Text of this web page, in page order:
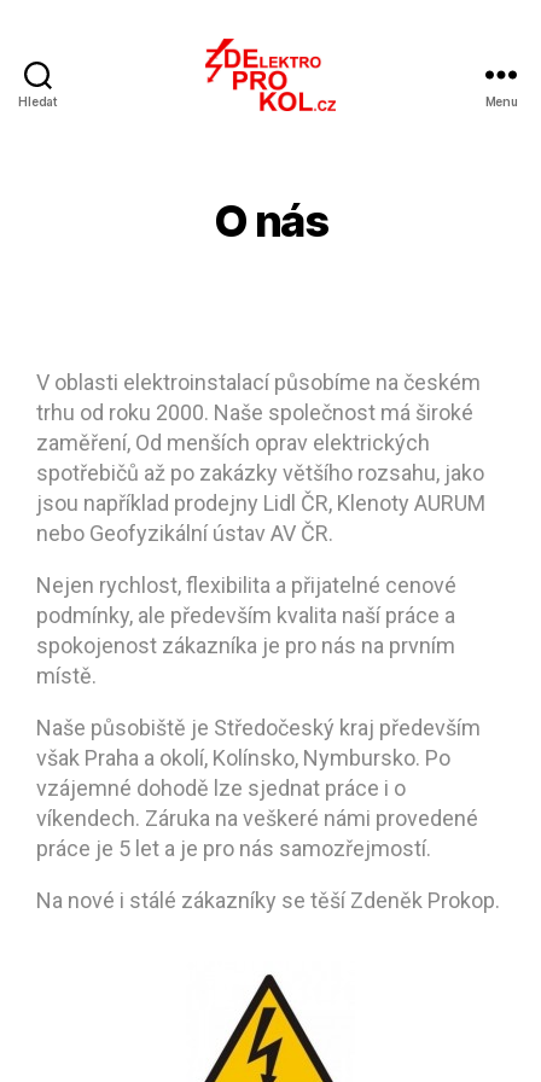
Hledat Menu
O nás
V oblasti elektroinstalací působíme na českém
trhu od roku 2000. Naše společnost má široké
zaměření, Od menších oprav elektrických
spotřebičů až po zakázky většího rozsahu, jako
jsou například prodejny Lidl ČR, Klenoty AURUM
nebo Geofyzikální ústav AV ČR.
Nejen rychlost, flexibilita a přijatelné cenové
podmínky, ale především kvalita naší práce a
spokojenost zákazníka je pro nás na prvním
místě.
Naše působiště je Středočeský kraj především
však Praha a okolí, Kolínsko, Nymbursko. Po
vzájemné dohodě lze sjednat práce i o
víkendech. Záruka na veškeré námi provedené
práce je 5 let a je pro nás samozřejmostí.
Na nové i stálé zákazníky se těší Zdeněk Prokop.